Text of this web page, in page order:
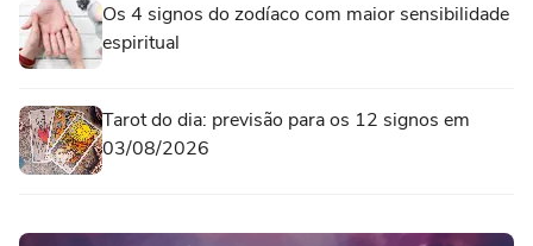
Os 4 signos do zodíaco com maior sensibilidade
espiritual
Tarot do dia: previsão para os 12 signos em
03/08/2026